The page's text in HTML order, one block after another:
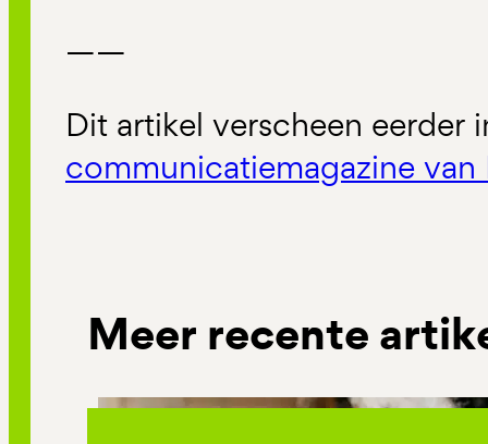
——
Dit artikel verscheen eerder
communicatiemagazine van
Meer recente